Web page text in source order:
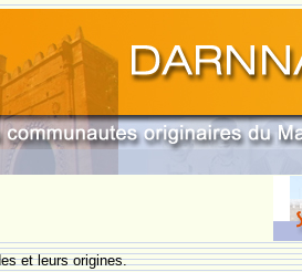
et leurs origines.